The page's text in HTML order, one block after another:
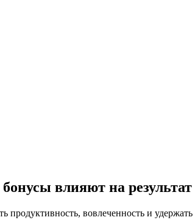
влияют на результат
вовлеченность и